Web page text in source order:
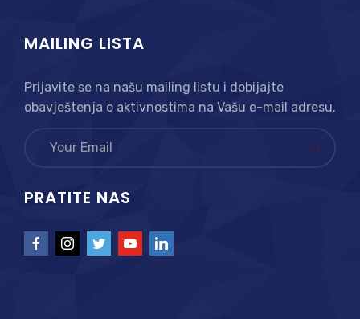
MAILING LISTA
Prijavite se na našu mailing listu i dobijajte
obavještenja o aktivnostima na Vašu e-mail adresu.
PRATITE NAS